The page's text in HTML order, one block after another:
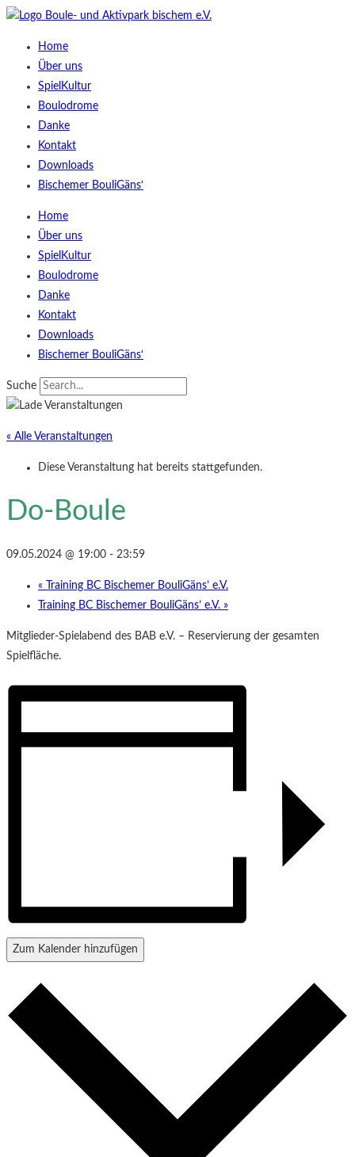
Home
Über uns
SpielKultur
Boulodrome
Danke
Kontakt
Downloads
Bischemer BouliGäns‘
Home
Über uns
SpielKultur
Boulodrome
Danke
Kontakt
Downloads
Bischemer BouliGäns‘
Suche
« Alle Veranstaltungen
Diese Veranstaltung hat bereits stattgefunden.
Do-Boule
09.05.2024 @ 19:00 - 23:59
« Training BC Bischemer BouliGäns’ e.V.
Training BC Bischemer BouliGäns’ e.V. »
Mitglieder-Spielabend des BAB e.V. – Reservierung der gesamten
Spielfläche.
Zum Kalender hinzufügen